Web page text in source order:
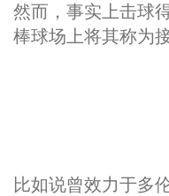
然而，事实上击球
棒球场上将其称为接
比如说曾效力于多